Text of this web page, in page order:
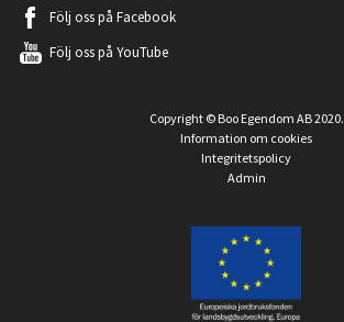
Följ oss på Facebook
Följ oss på YouTube
Copyright © Boo Egendom AB 2020.
Information om cookies
Integritetspolicy
Admin